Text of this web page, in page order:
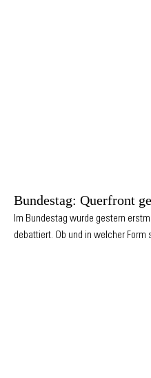
Bundestag: Querfront
Im Bundestag wurde gestern
debattiert. Ob und in welcher